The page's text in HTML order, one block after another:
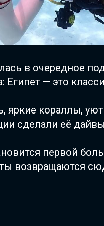
в очередное
Египет — это
яркие кораллы,
сделали её
первой
возвращаются